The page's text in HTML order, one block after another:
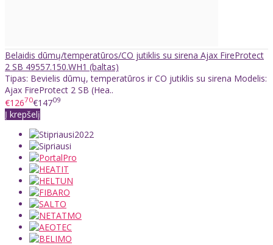
Belaidis dūmų/temperatūros/CO jutiklis su sirena Ajax FireProtect
2 SB 49557.150.WH1 (baltas)
Tipas: Bevielis dūmų, temperatūros ir CO jutiklis su sirena Modelis:
Ajax FireProtect 2 SB (Hea..
€12670€14709
Į krepšelį